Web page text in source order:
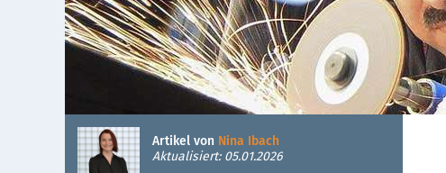
Artikel von Nina Ibach
Aktualisiert: 05.01.2026